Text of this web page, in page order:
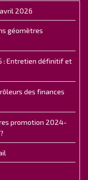
2026
géomètres
: Entretien définitif et
des finances
promotion 2024-